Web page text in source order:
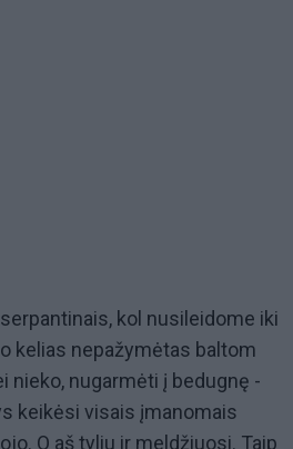
kol nusileidome iki
kelias nepažymėtas baltom
nieko, nugarmėti į bedugnę -
keikėsi visais įmanomais
O aš tyliu ir meldžiuosi. Taip